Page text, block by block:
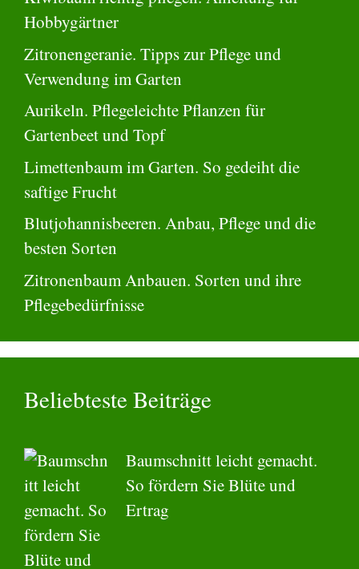
Hobbygärtner
Zitronengeranie. Tipps zur Pflege und
Verwendung im Garten
Aurikeln. Pflegeleichte Pflanzen für
Gartenbeet und Topf
Limettenbaum im Garten. So gedeiht die
saftige Frucht
Blutjohannisbeeren. Anbau, Pflege und die
besten Sorten
Zitronenbaum Anbauen. Sorten und ihre
Pflegebedürfnisse
Beliebteste Beiträge
Baumschnitt leicht gemacht.
So fördern Sie Blüte und
Ertrag